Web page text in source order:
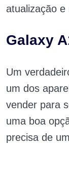
atualização
Galaxy
Um
um dos
vender para
uma boa
precisa de